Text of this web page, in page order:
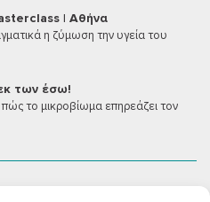
| Αθήνα
η ζύμωση την υγεία του
των έσω!
το μικροβίωμα επηρεάζει τον